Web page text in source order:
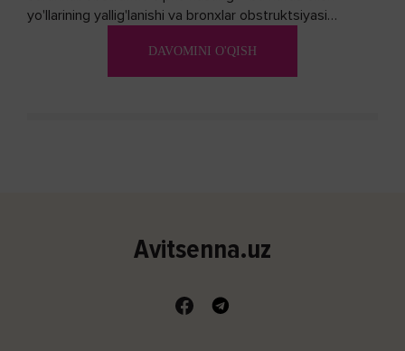
yo'llarining yallig'lanishi va bronxlar obstruktsiyasi
DAVOMINI O'QISH
Avitsenna.uz